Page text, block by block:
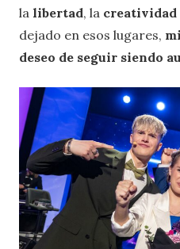
la libertad, la creatividad
dejado en esos lugares,
deseo de seguir siendo